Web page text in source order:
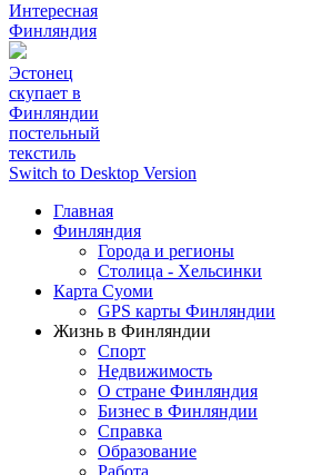
Интересная
Финляндия
Эстонец
скупает в
Финляндии
постельный
текстиль
Switch to Desktop Version
Главная
Финляндия
Города и регионы
Столица - Хельсинки
Карта Суоми
GPS карты Финляндии
Жизнь в Финляндии
Спорт
Недвижимость
О стране Финляндия
Бизнес в Финляндии
Справка
Образование